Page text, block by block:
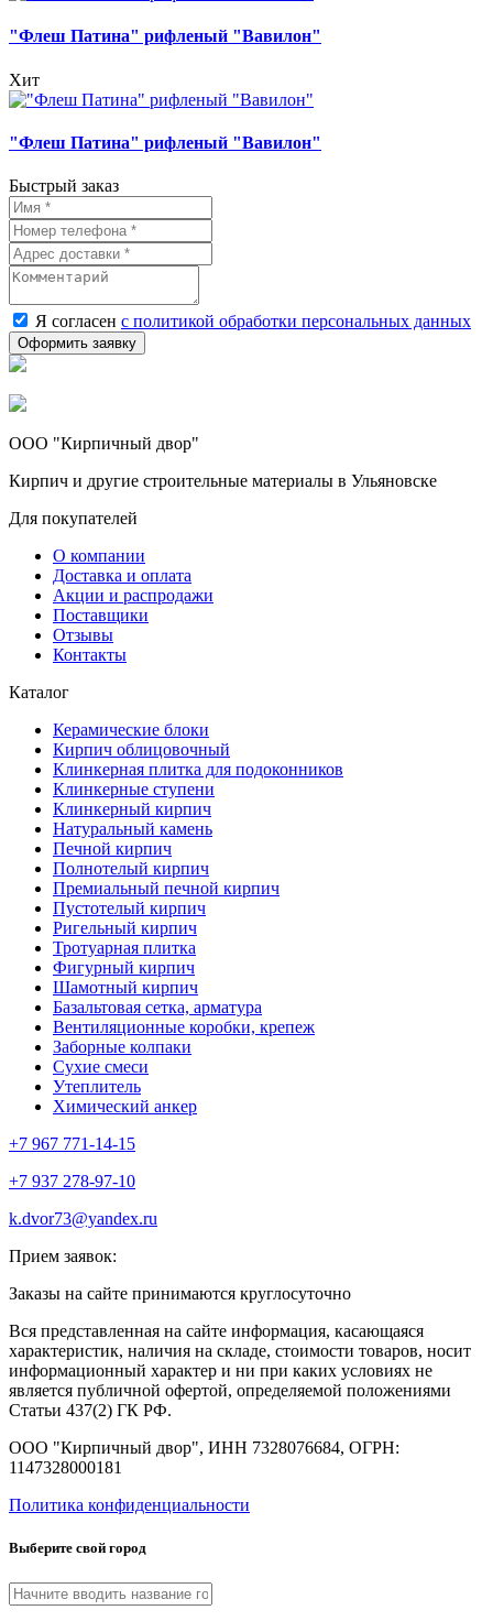
"Флеш Патина" рифленый "Вавилон"
Хит
"Флеш Патина" рифленый "Вавилон"
Быстрый заказ
Я согласен с политикой обработки персональных данных
ООО "Кирпичный двор"
Кирпич и другие строительные материалы в Ульяновске
Для покупателей
О компании
Доставка и оплата
Акции и распродажи
Поставщики
Отзывы
Контакты
Каталог
Керамические блоки
Кирпич облицовочный
Клинкерная плитка для подоконников
Клинкерные ступени
Клинкерный кирпич
Натуральный камень
Печной кирпич
Полнотелый кирпич
Премиальный печной кирпич
Пустотелый кирпич
Ригельный кирпич
Тротуарная плитка
Фигурный кирпич
Шамотный кирпич
Базальтовая сетка, арматура
Вентиляционные коробки, крепеж
Заборные колпаки
Сухие смеси
Утеплитель
Химический анкер
+7 967 771-14-15
+7 937 278-97-10
k.dvor73@yandex.ru
Прием заявок:
Заказы на сайте принимаются круглосуточно
Вся представленная на сайте информация, касающаяся
характеристик, наличия на складе, стоимости товаров, носит
информационный характер и ни при каких условиях не
является публичной офертой, определяемой положениями
Статьи 437(2) ГК РФ.
ООО "Кирпичный двор", ИНН 7328076684, ОГРН:
1147328000181
Политика конфиденциальности
Выберите свой город